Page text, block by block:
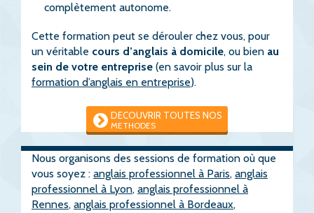
complètement autonome.
Cette formation peut se dérouler chez vous, pour
un véritable cours d’anglais à domicile, ou bien au
sein de votre entreprise (en savoir plus sur la
formation d’anglais en entreprise).
DECOUVRIR TOUTES NOS
METHODES
Nous organisons des sessions de formation où que
vous soyez : anglais professionnel à Paris, anglais
professionnel à Lyon, anglais professionnel à
Rennes, anglais professionnel à Bordeaux,